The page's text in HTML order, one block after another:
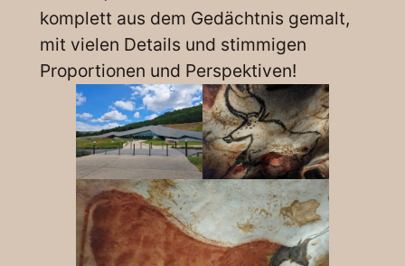
komplett aus dem Gedächtnis gemalt,
mit vielen Details und stimmigen
Proportionen und Perspektiven!